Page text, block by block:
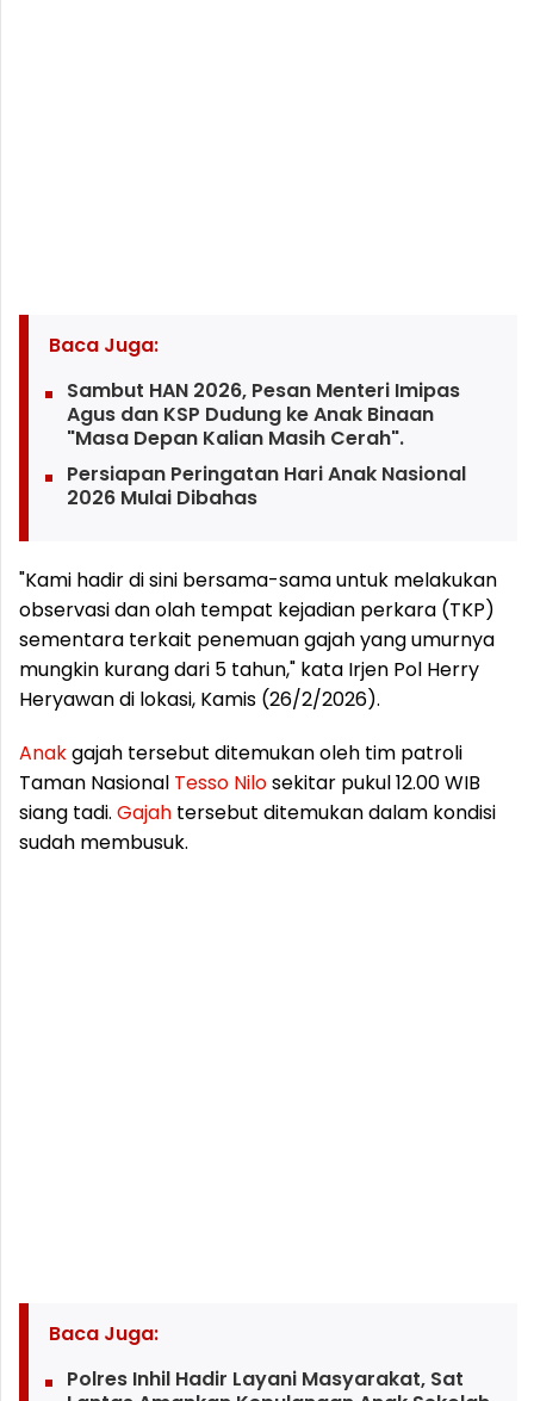
Baca Juga:
Sambut HAN 2026, Pesan Menteri Imipas
Agus dan KSP Dudung ke Anak Binaan
"Masa Depan Kalian Masih Cerah".
Persiapan Peringatan Hari Anak Nasional
2026 Mulai Dibahas
"Kami hadir di sini bersama-sama untuk melakukan
observasi dan olah tempat kejadian perkara (TKP)
sementara terkait penemuan gajah yang umurnya
mungkin kurang dari 5 tahun," kata Irjen Pol Herry
Heryawan di lokasi, Kamis (26/2/2026).
Anakgajah tersebut ditemukan oleh tim patroli
Taman Nasional Tesso Nilosekitar pukul 12.00 WIB
siang tadi. Gajah tersebut ditemukan dalam kondisi
sudah membusuk.
Baca Juga:
Polres Inhil Hadir Layani Masyarakat, Sat